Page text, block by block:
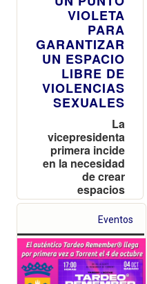
VIOLETA
PARA
GARANTIZAR
UN ESPACIO
LIBRE DE
VIOLENCIAS
SEXUALES
La
vicepresidenta
primera incide
en la necesidad
de crear
espacios
seguros donde
disfrutar del
y con plena
libertad”
Eventos